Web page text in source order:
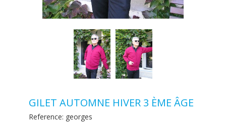
GILET AUTOMNE HIVER 3 ÈME ÂGE
Reference: georges